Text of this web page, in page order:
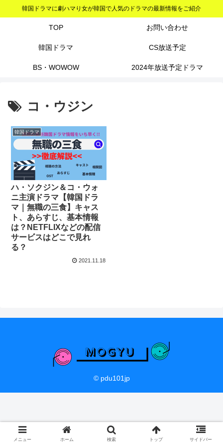
韓国ドラマに劇ハマり女が韓国で人気のドラマの最新情報をご紹介
TOP お問い合わせ
韓国ドラマ CS放送予定
BS・WOWOW 2024年放送予定ドラマ
コ・ウジン
韓国ドラマ
ハ・ソクジン＆コ・ウォ
ニ主演ドラマ【韓国ドラ
マ｜無職の三食】キャス
ト、あらすじ、基本情報
は？NETFLIXなどの配信
サービスはどこで見れ
る？
2021.11.18
© pdu101jp
メニュー ホーム 検索 トップ サイドバー